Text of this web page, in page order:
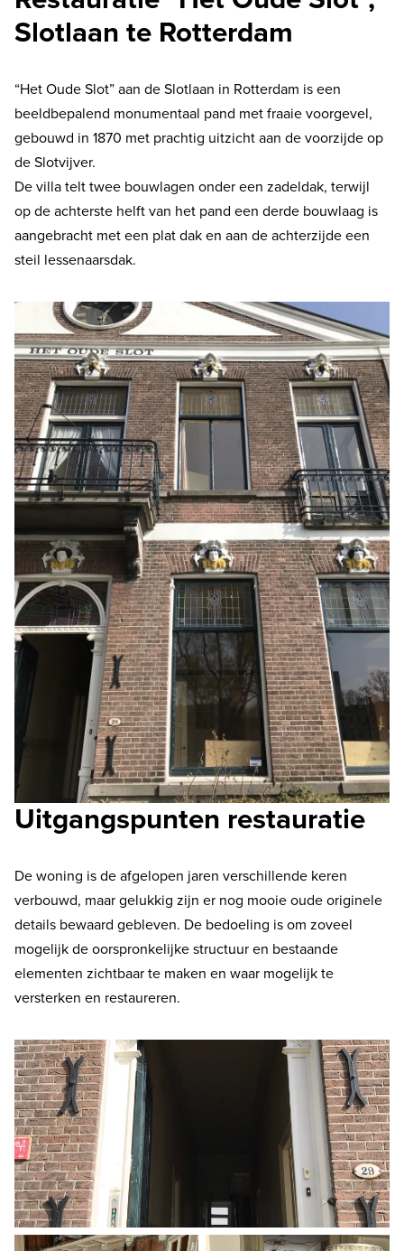
Jan Blankenstraat 17
2861 BZ Bergambacht
Postadres
Postbus 79
2860 AB Bergambacht
Slotlaan te Rotterdam
“Het Oude Slot” aan de Slotlaan in Rotterdam is een
beeldbepalend monumentaal pand met fraaie voorgevel,
gebouwd in 1870 met prachtig uitzicht aan de voorzijde op
de Slotvijver.
De villa telt twee bouwlagen onder een zadeldak, terwijl
op de achterste helft van het pand een derde bouwlaag is
aangebracht met een plat dak en aan de achterzijde een
steil lessenaarsdak.
Uitgangspunten restauratie
De woning is de afgelopen jaren verschillende keren
verbouwd, maar gelukkig zijn er nog mooie oude originele
details bewaard gebleven. De bedoeling is om zoveel
mogelijk de oorspronkelijke structuur en bestaande
elementen zichtbaar te maken en waar mogelijk te
versterken en restaureren.